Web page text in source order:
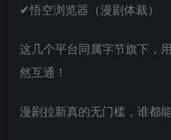
✔悟空浏览器（漫剧体裁）
这几个平台同属字节旗下，
然互通！
漫剧拉新真的无门槛，谁都